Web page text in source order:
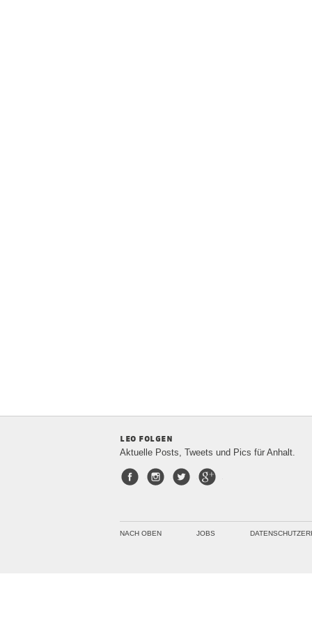
leo folgen
Aktuelle Posts, Tweets und Pics für Anhalt.
FacebookInstagram
Twitter
NACH OBEN JOBS